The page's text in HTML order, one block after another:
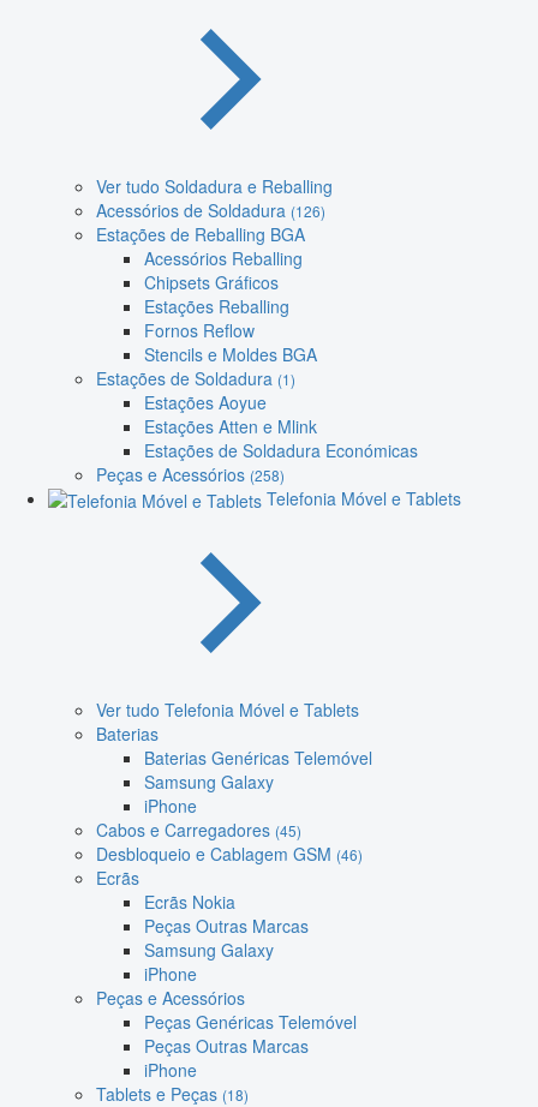
Ver tudo Soldadura e Reballing
Acessórios de Soldadura (126)
Estações de Reballing BGA
Acessórios Reballing
Chipsets Gráficos
Estações Reballing
Fornos Reflow
Stencils e Moldes BGA
Estações de Soldadura (1)
Estações Aoyue
Estações Atten e Mlink
Estações de Soldadura Económicas
Peças e Acessórios (258)
Telefonia Móvel e Tablets
Ver tudo Telefonia Móvel e Tablets
Baterias
Baterias Genéricas Telemóvel
Samsung Galaxy
iPhone
Cabos e Carregadores (45)
Desbloqueio e Cablagem GSM (46)
Ecrãs
Ecrãs Nokia
Peças Outras Marcas
Samsung Galaxy
iPhone
Peças e Acessórios
Peças Genéricas Telemóvel
Peças Outras Marcas
iPhone
Tablets e Peças (18)